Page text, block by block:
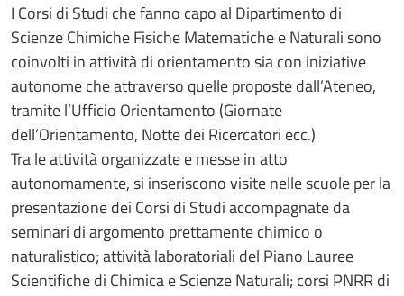
I Corsi di Studi che fanno capo al Dipartimento di
Scienze Chimiche Fisiche Matematiche e Naturali sono
coinvolti in attività di orientamento sia con iniziative
autonome che attraverso quelle proposte dall’Ateneo,
tramite l’Ufficio Orientamento (Giornate
dell’Orientamento, Notte dei Ricercatori ecc.)
Tra le attività organizzate e messe in atto
autonomamente, si inseriscono visite nelle scuole per la
presentazione dei Corsi di Studi accompagnate da
seminari di argomento prettamente chimico o
naturalistico; attività laboratoriali del Piano Lauree
Scientifiche di Chimica e Scienze Naturali; corsi PNRR di